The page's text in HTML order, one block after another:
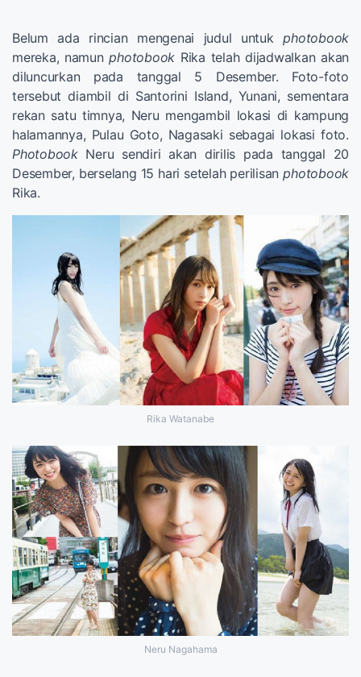
Belum ada rincian mengenai judul untukphotobook
mereka, namunphotobook Rika telah dijadwalkan akan
diluncurkan pada tanggal 5 Desember. Foto-foto
tersebut diambil di Santorini Island, Yunani, sementara
rekan satu timnya, Neru mengambil lokasi di kampung
halamannya, Pulau Goto, Nagasaki sebagai lokasi foto.
PhotobookNeru sendiri akan dirilis pada tanggal 20
Desember, berselang 15 hari setelah perilisanphotobook
Rika.
Rika Watanabe
Neru Nagahama